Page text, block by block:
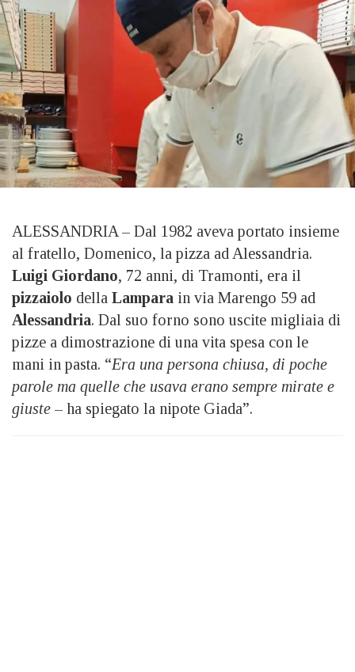
ALESSANDRIA – Dal 1982 aveva portato insieme
al fratello, Domenico, la pizza ad Alessandria.
Luigi Giordano, 72 anni, di Tramonti, era il
pizzaiolo della Lampara in via Marengo 59 ad
Alessandria. Dal suo forno sono uscite migliaia di
pizze a dimostrazione di una vita spesa con le
mani in pasta. “Era una persona chiusa, di poche
parole ma quelle che usava erano sempre mirate e
giuste – ha spiegato la nipote Giada”.